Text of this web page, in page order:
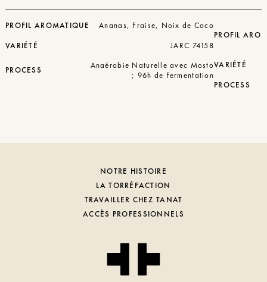
PROFIL AROMATIQUE
Ananas, Fraise, Noix de Coco
VARIÉTÉ
JARC 74158
PROCESS
Anaérobie Naturelle avec Mosto
; 96h de Fermentation
PROFIL
VARIÉTÉ
PROCESS
NOTRE HISTOIRE
LA TORRÉFACTION
TRAVAILLER CHEZ TANAT
ACCÈS PROFESSIONNELS